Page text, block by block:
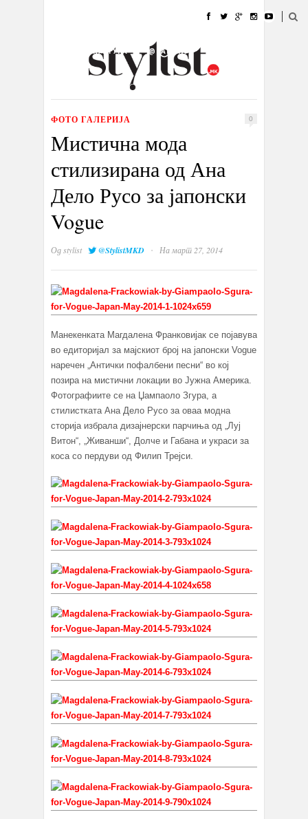
УБАВИНА
КУЛТУРА @РАБОТА
ИЗЛОГ
ФОТО ГАЛЕРИЈА 0
Мистична мода
стилизирана од Ана
Дело Русо за јапонски
Vogue
Одstylist @StylistMKD · На март 27, 2014
Манекенката Магдалена Франковијак се појавува
во едиторијал за мајскиот број на јапонски Vogue
наречен „Антички пофалбени песни“ во кој
позира на мистични локации во Јужна Америка.
Фотографиите се на Џампаоло Згура, а
стилистката Ана Дело Русо за оваа модна
сторија избрала дизајнерски парчиња од „Луј
Витон“, „Живанши“, Долче и Габана и украси за
коса со пердуви од Филип Трејси.